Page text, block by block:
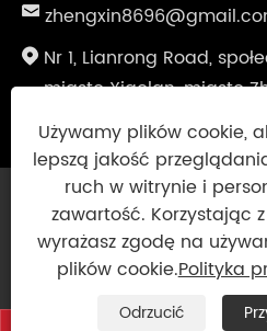
Nr 1, Lianrong Road,
miasto Xiaolan, miasto
prowincja Guangdong,
Prawa autorskie © 2025
Intelligent Technology
zastrzeżone.Links|
Polityka
Używamy plików cookie,
lepszą jakość
ruch w witrynie i
zawartość. Korzystając
wyrażasz zgodę na
plików cookie.Polityka
Odrzucić